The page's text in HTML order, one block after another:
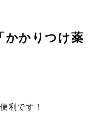
かかりつけ薬
利です！